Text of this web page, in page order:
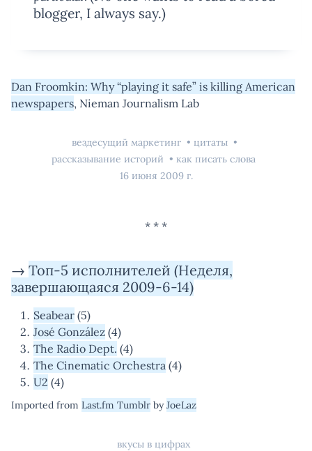
blogger, I always say.)
Dan Froomkin: Why “playing it safe” is killing American
newspapers, Nieman Journalism Lab
вездесущий маркетинг
цитаты
рассказывание историй
как писать слова
16 июня 2009 г.
→ Топ-5 исполнителей (Неделя,
завершающаяся 2009-6-14)
Seabear (5)
José González (4)
The Radio Dept. (4)
The Cinematic Orchestra (4)
U2 (4)
Imported from Last.fm Tumblr byJoeLaz
вкусы в цифрах